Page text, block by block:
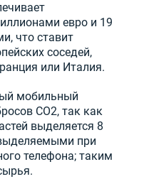
евро и 19
что ставит
соседей,
или Италия.
мобильный
CO2, так как
выделяется 8
при
телефона; таким